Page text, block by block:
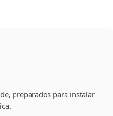
preparados para instalar